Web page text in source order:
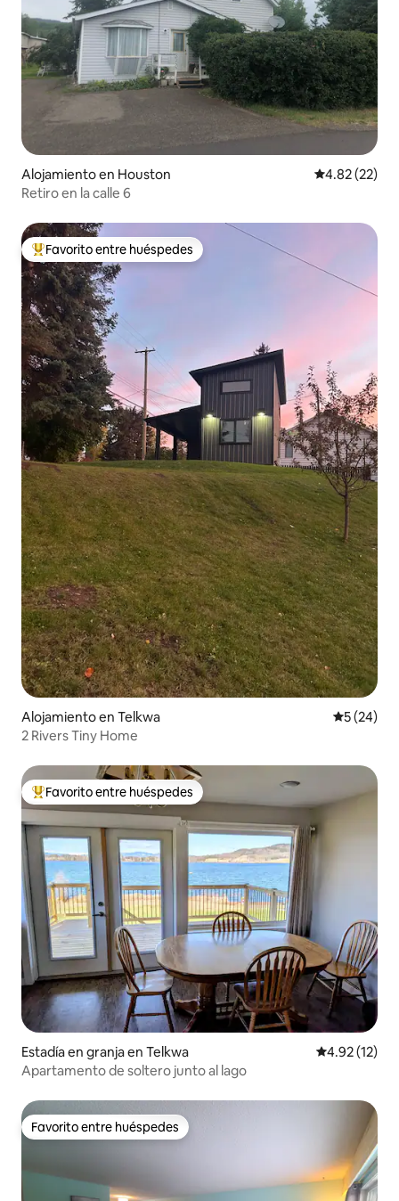
Alojamiento en Houston Calificación
4.82 (22)
Retiro en la calle 6
Favorito entre huéspedes preferido
Favorito entre huéspedes
Alojamiento en Telkwa
5 (24)
2 Rivers Tiny Home
Favorito entre huéspedes preferido
Favorito entre huéspedes
Estadía en granja en Telkwa Calificación
4.92 (12)
Apartamento de soltero junto al lago
Favorito entre huéspedes
Favorito entre huéspedes